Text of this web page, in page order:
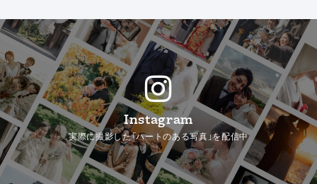
Instagram
実際に撮影した「ハートのある写真」を配信中